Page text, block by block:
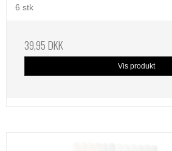
6 stk
39,95 DKK
Vis produkt